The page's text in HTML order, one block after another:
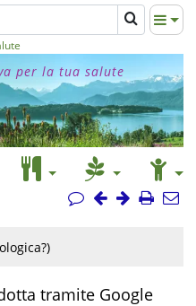
per la tua salute
tramite Google